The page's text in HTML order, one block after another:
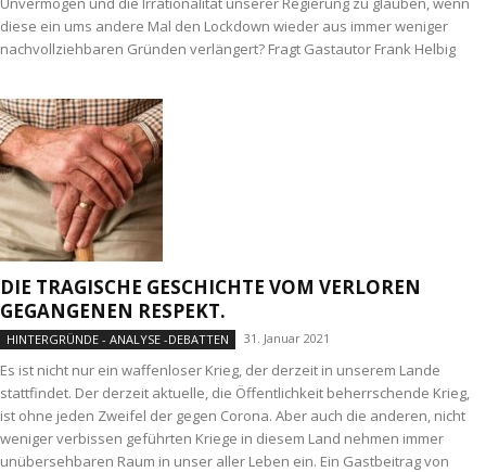
diese ein ums andere Mal den Lockdown wieder aus immer weniger
nachvollziehbaren Gründen verlängert? Fragt Gastautor Frank Helbig
DIE TRAGISCHE GESCHICHTE VOM VERLOREN
GEGANGENEN RESPEKT.
HINTERGRÜNDE - ANALYSE -DEBATTEN 31. Januar 2021
Es ist nicht nur ein waffenloser Krieg, der derzeit in unserem Lande
stattfindet. Der derzeit aktuelle, die Öffentlichkeit beherrschende Krieg,
ist ohne jeden Zweifel der gegen Corona. Aber auch die anderen, nicht
weniger verbissen geführten Kriege in diesem Land nehmen immer
unübersehbaren Raum in unser aller Leben ein. Ein Gastbeitrag von